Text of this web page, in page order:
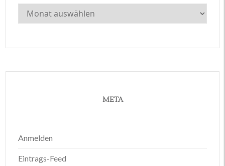
Archiv
META
Anmelden
Eintrags-Feed